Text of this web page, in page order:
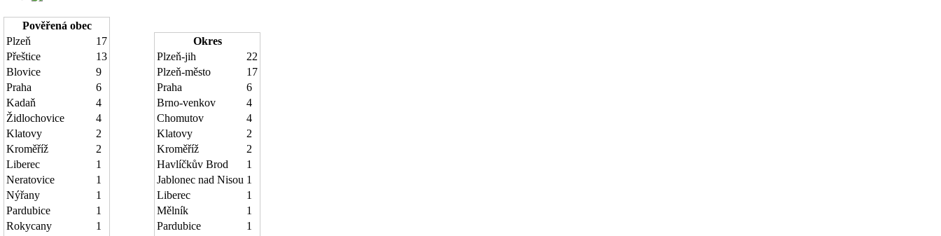
Pověřená obec
Plzeň
17
Přeštice
13
Blovice
9
Praha
6
Kadaň
4
Židlochovice
4
Klatovy
2
Kroměříž
2
Liberec
1
Neratovice
1
Nýřany
1
Pardubice
1
Rokycany
1
Okres
Plzeň-jih
22
Plzeň-město
17
Praha
6
Brno-venkov
4
Chomutov
4
Klatovy
2
Kroměříž
2
Havlíčkův Brod
1
Jablonec nad Nisou 1
Liberec
1
Mělník
1
Pardubice
1